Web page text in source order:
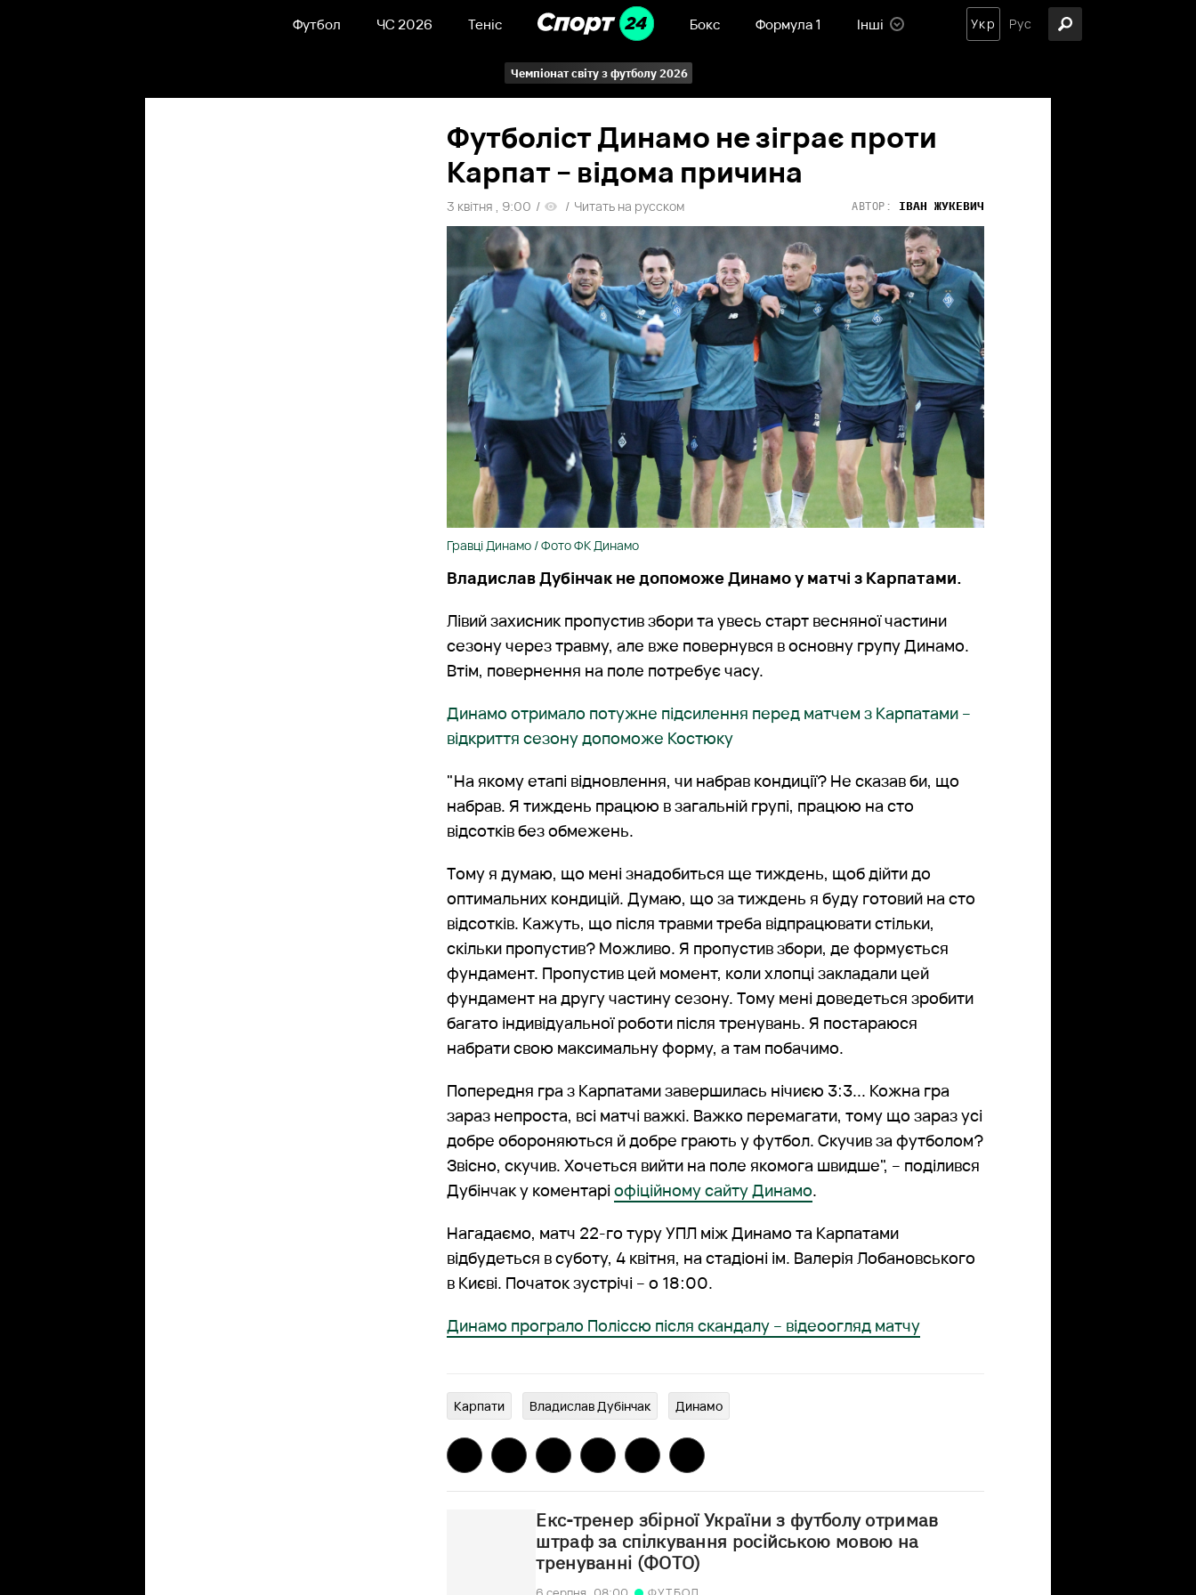
Футбол ЧС 2026 Теніс Бокс Формула 1 Інші Укр Рус
Чемпіонат світу з футболу 2026
Футболіст Динамо не зіграє проти
Карпат – відома причина
3 квітня , 9:00 / / Читать на русском АВТОР: ІВАН ЖУКЕВИЧ
Гравці Динамо / Фото ФК Динамо
Владислав Дубінчак не допоможе Динамо у матчі з Карпатами.
Лівий захисник пропустив збори та увесь старт весняної частини
сезону через травму, але вже повернувся в основну групу Динамо.
Втім, повернення на поле потребує часу.
Динамо отримало потужне підсилення перед матчем з Карпатами –
відкриття сезону допоможе Костюку
"На якому етапі відновлення, чи набрав кондиції? Не сказав би, що
набрав. Я тиждень працюю в загальній групі, працюю на сто
відсотків без обмежень.
Тому я думаю, що мені знадобиться ще тиждень, щоб дійти до
оптимальних кондицій. Думаю, що за тиждень я буду готовий на сто
відсотків. Кажуть, що після травми треба відпрацювати стільки,
скільки пропустив? Можливо. Я пропустив збори, де формується
фундамент. Пропустив цей момент, коли хлопці закладали цей
фундамент на другу частину сезону. Тому мені доведеться зробити
багато індивідуальної роботи після тренувань. Я постараюся
набрати свою максимальну форму, а там побачимо.
Попередня гра з Карпатами завершилась нічиєю 3:3... Кожна гра
зараз непроста, всі матчі важкі. Важко перемагати, тому що зараз усі
добре обороняються й добре грають у футбол. Скучив за футболом?
Звісно, скучив. Хочеться вийти на поле якомога швидше", – поділився
Дубінчак у коментаріофіційному сайту Динамо.
Нагадаємо, матч 22-го туру УПЛ між Динамо та Карпатами
відбудеться в суботу, 4 квітня, на стадіоні ім. Валерія Лобановського
в Києві. Початок зустрічі – о 18:00.
Динамо програло Поліссю після скандалу – відеоогляд матчу
Карпати Владислав Дубінчак Динамо
Екс-тренер збірної України з футболу отримав
штраф за спілкування російською мовою на
тренуванні (ФОТО)